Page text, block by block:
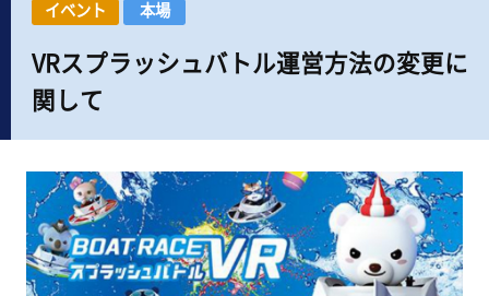
イベント 本場
VRスプラッシュバトル運営方法の変更に
関して